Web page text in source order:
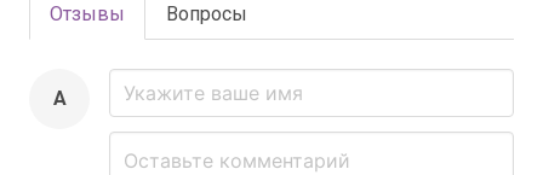
Отзывы Вопросы
A